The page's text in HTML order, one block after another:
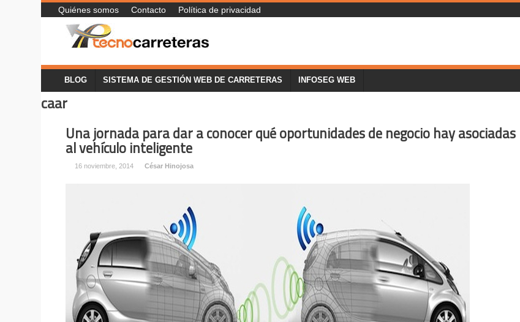
Quiénes somos Contacto Política de privacidad
BLOG SISTEMA DE GESTIÓN WEB DE CARRETERAS INFOSEG WEB
caar
Una jornada para dar a conocer qué oportunidades de negocio hay asociadas
al vehículo inteligente
16 noviembre, 2014 César Hinojosa